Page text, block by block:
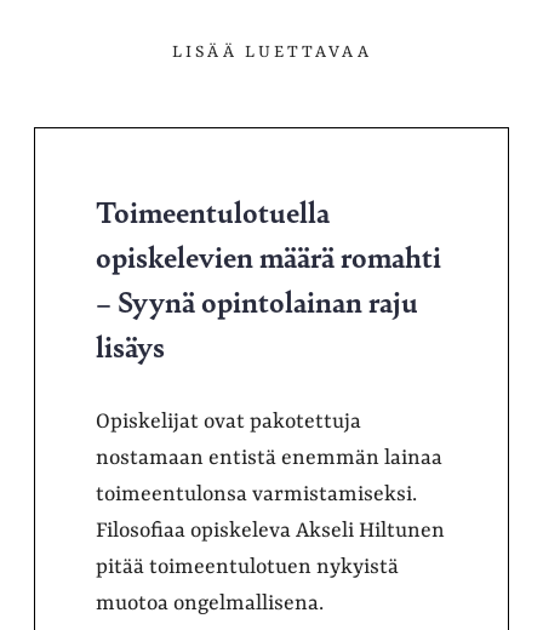
LISÄÄ LUETTAVAA
Toimeentulotuella
opiskelevien määrä romahti
– Syynä opintolainan raju
lisäys
Opiskelijat ovat pakotettuja
nostamaan entistä enemmän lainaa
toimeentulonsa varmistamiseksi.
Filosofiaa opiskeleva Akseli Hiltunen
pitää toimeentulotuen nykyistä
muotoa ongelmallisena.